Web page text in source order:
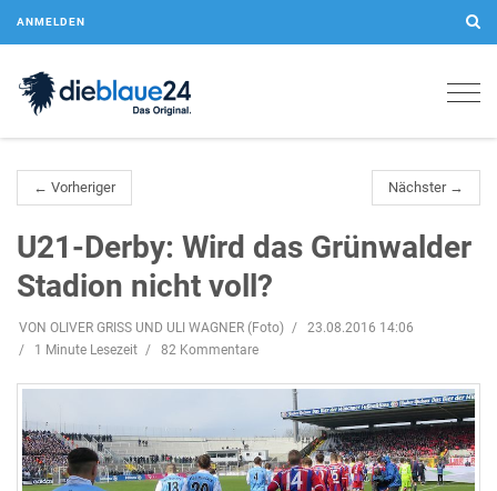
ANMELDEN
← Vorheriger Nächster →
U21-Derby: Wird das Grünwalder
Stadion nicht voll?
VON OLIVER GRISS UND ULI WAGNER (Foto)
23.08.2016 14:06
1 Minute Lesezeit
82 Kommentare